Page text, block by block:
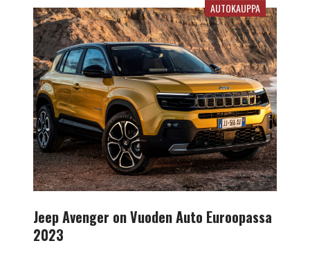
Jeep
Avenger
on
Vuoden
Auto
Euroopassa
2023
AUTOKAUPPA
Jeep Avenger on Vuoden Auto Euroopassa
2023